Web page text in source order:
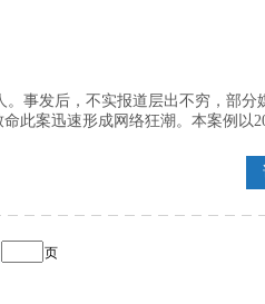
。事发后，不实报道层出不穷，部分
此案迅速形成网络狂潮。本案例以
页